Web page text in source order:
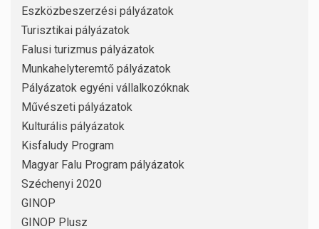
Eszközbeszerzési pályázatok
Turisztikai pályázatok
Falusi turizmus pályázatok
Munkahelyteremtő pályázatok
Pályázatok egyéni vállalkozóknak
Művészeti pályázatok
Kulturális pályázatok
Kisfaludy Program
Magyar Falu Program pályázatok
Széchenyi 2020
GINOP
GINOP Plusz